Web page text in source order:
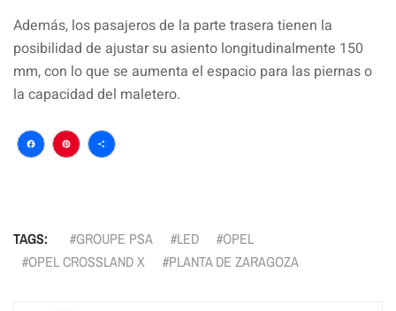
Además, los pasajeros de la parte trasera tienen la
posibilidad de ajustar su asiento longitudinalmente 150
mm, con lo que se aumenta el espacio para las piernas o
la capacidad del maletero.
Facebook
Pinterest
Compartir
TAGS: GROUPE PSA LED
OPEL
OPEL CROSSLAND X
PLANTA DE ZARAGOZA